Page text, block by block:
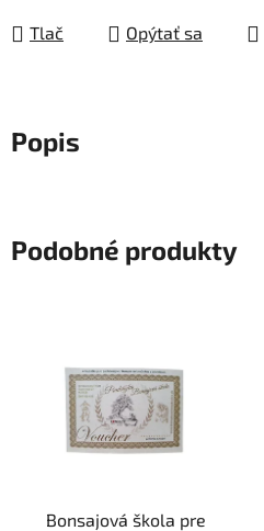
Tlač Opýtať sa
Popis
Podobné produkty
Bonsajová škola pre